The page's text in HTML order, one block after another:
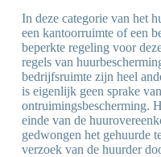
In deze categorie van het
een kantoorruimte of een
beperkte regeling voor
regels van
bedrijfsruimte zijn heel
is eigenlijk geen sprake
ontruimingsbescherming.
einde van de
gedwongen het gehuurde
verzoek van de huurder